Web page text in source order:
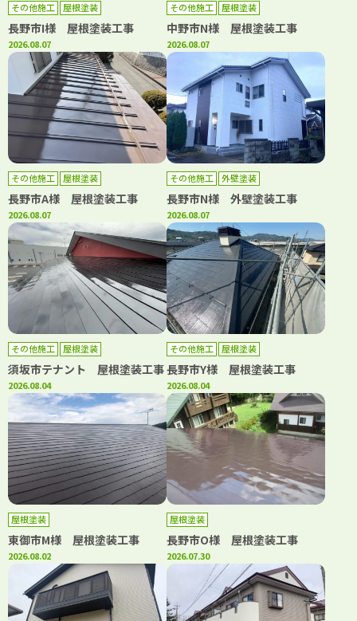
その他施工 屋根塗装
長野市I様 屋根塗装工事
2026.08.07
その他施工 屋根塗装
中野市N様 屋根塗装工事
2026.08.07
その他施工 屋根塗装
長野市A様 屋根塗装工事
2026.08.07
その他施工 外壁塗装
長野市N様 外壁塗装工事
2026.08.07
その他施工 屋根塗装
須坂市テナント 屋根塗装工事
2026.08.04
その他施工 屋根塗装
長野市Y様 屋根塗装工事
2026.08.04
屋根塗装
東御市M様 屋根塗装工事
2026.08.02
屋根塗装
長野市O様 屋根塗装工事
2026.07.30